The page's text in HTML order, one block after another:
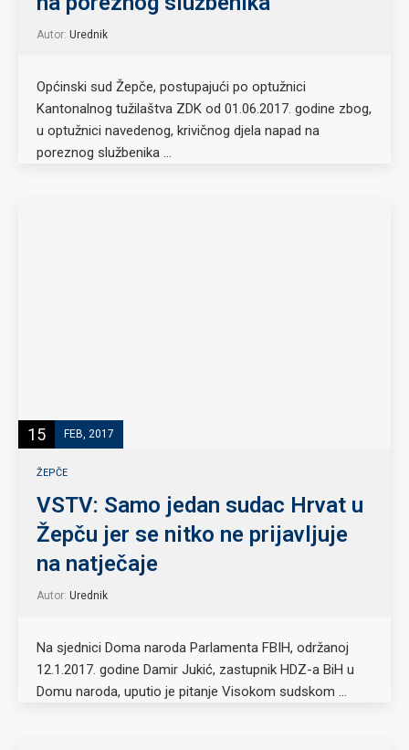
Autor: Urednik
Općinski sud Žepče, postupajući po optužnici
Kantonalnog tužilaštva ZDK od 01.06.2017. godine zbog,
u optužnici navedenog, krivičnog djela napad na
poreznog službenika …
15 FEB, 2017
ŽEPČE
VSTV: Samo jedan sudac Hrvat u
Žepču jer se nitko ne prijavljuje
na natječaje
Autor: Urednik
Na sjednici Doma naroda Parlamenta FBIH, održanoj
12.1.2017. godine Damir Jukić, zastupnik HDZ-a BiH u
Domu naroda, uputio je pitanje Visokom sudskom …